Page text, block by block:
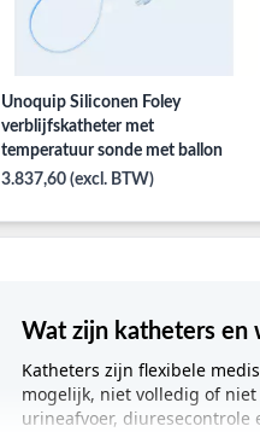
Unoquip Siliconen Foley
verblijfskatheter met
temperatuur sonde met ballon
3.837,60 (excl. BTW)
Wat zijn katheters en
Katheters zijn flexibele
mogelijk, niet volledig of
urineafvoer, diuresecontrole